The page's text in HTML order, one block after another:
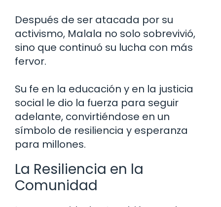
Después de ser atacada por su
activismo, Malala no solo sobrevivió,
sino que continuó su lucha con más
fervor.
Su fe en la educación y en la justicia
social le dio la fuerza para seguir
adelante, convirtiéndose en un
símbolo de resiliencia y esperanza
para millones.
La Resiliencia en la
Comunidad